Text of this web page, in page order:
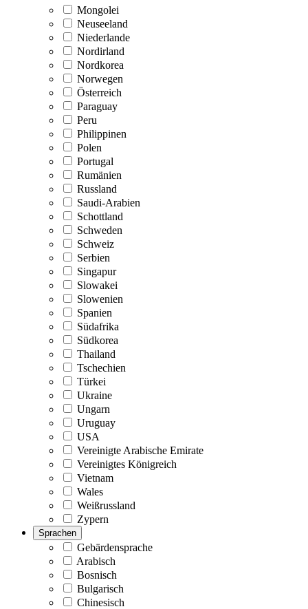
Mongolei
Neuseeland
Niederlande
Nordirland
Nordkorea
Norwegen
Österreich
Paraguay
Peru
Philippinen
Polen
Portugal
Rumänien
Russland
Saudi-Arabien
Schottland
Schweden
Schweiz
Serbien
Singapur
Slowakei
Slowenien
Spanien
Südafrika
Südkorea
Thailand
Tschechien
Türkei
Ukraine
Ungarn
Uruguay
USA
Vereinigte Arabische Emirate
Vereinigtes Königreich
Vietnam
Wales
Weißrussland
Zypern
Sprachen
Gebärdensprache
Arabisch
Bosnisch
Bulgarisch
Chinesisch